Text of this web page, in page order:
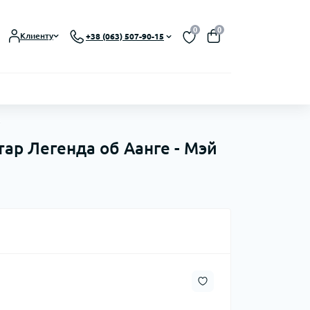
Клиенту +38 (063) 507-90-15
0 0
Легенда об Аанге - Мэй